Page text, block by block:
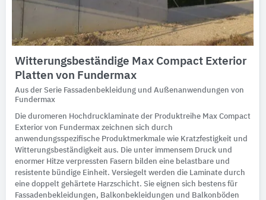
Witterungsbeständige Max Compact Exterior
Platten von Fundermax
Aus der Serie Fassadenbekleidung und Außenanwendungen von
Fundermax
Die duromeren Hochdrucklaminate der Produktreihe Max Compact
Exterior von Fundermax zeichnen sich durch
anwendungsspezifische Produktmerkmale wie Kratzfestigkeit und
Witterungsbeständigkeit aus. Die unter immensem Druck und
enormer Hitze verpressten Fasern bilden eine belastbare und
resistente bündige Einheit. Versiegelt werden die Laminate durch
eine doppelt gehärtete Harzschicht. Sie eignen sich bestens für
Fassadenbekleidungen, Balkonbekleidungen und Balkonböden